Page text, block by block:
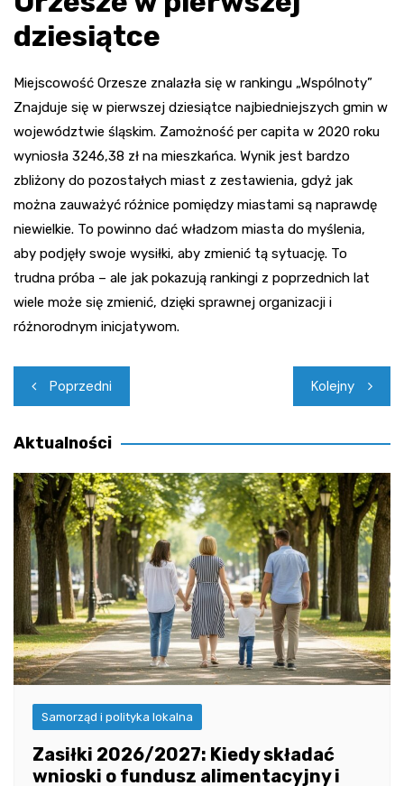
dziesiątce
Miejscowość Orzesze znalazła się w rankingu „Wspólnoty”
Znajduje się w pierwszej dziesiątce najbiedniejszych gmin w
województwie śląskim. Zamożność per capita w 2020 roku
wyniosła 3246,38 zł na mieszkańca. Wynik jest bardzo
zbliżony do pozostałych miast z zestawienia, gdyż jak
można zauważyć różnice pomiędzy miastami są naprawdę
niewielkie. To powinno dać władzom miasta do myślenia,
aby podjęły swoje wysiłki, aby zmienić tą sytuację. To
trudna próba – ale jak pokazują rankingi z poprzednich lat
wiele może się zmienić, dzięki sprawnej organizacji i
różnorodnym inicjatywom.
Nawigacja
wpisu
Poprzedni Kolejny
Aktualności
Samorząd i polityka lokalna
Zasiłki 2026/2027: Kiedy składać
wnioski o fundusz alimentacyjny i